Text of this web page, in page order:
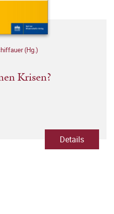
(Hg.)
Krisen?
Details